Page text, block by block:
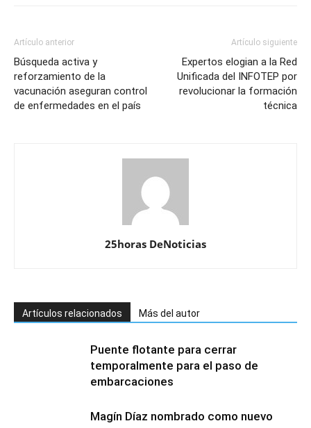
Artículo anterior
Búsqueda activa y
reforzamiento de la
vacunación aseguran control
de enfermedades en el país
Artículo siguiente
Expertos elogian a la Red
Unificada del INFOTEP por
revolucionar la formación
técnica
25horas DeNoticias
Artículos relacionados Más del autor
Puente flotante para cerrar
temporalmente para el paso de
embarcaciones
Magín Díaz nombrado como nuevo